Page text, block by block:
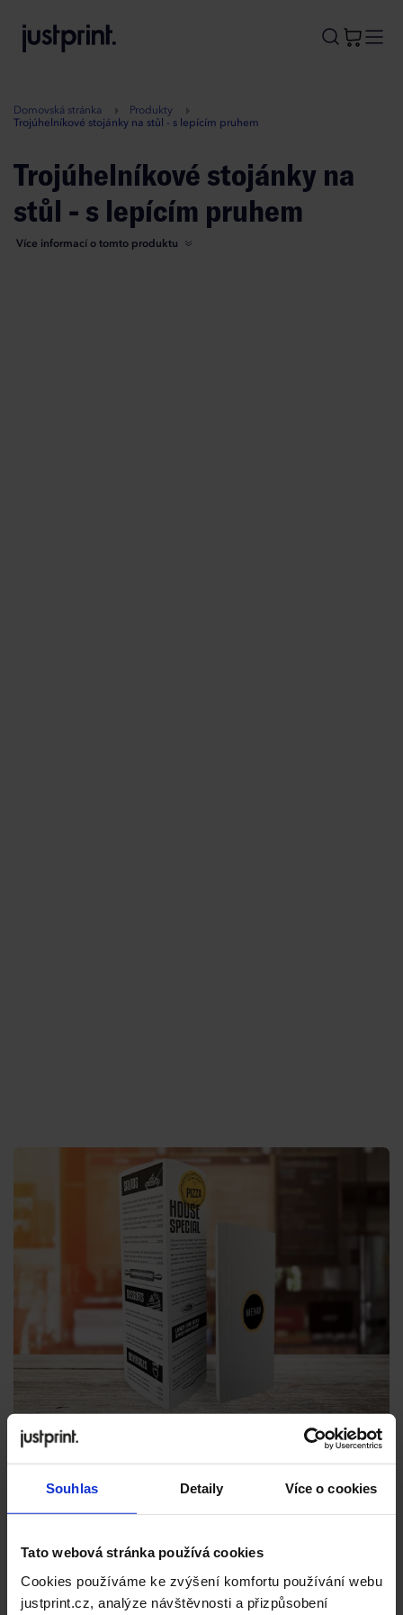
Souhlas Detaily Více o cookies
Tato webová stránka používá cookies
Cookies používáme ke zvýšení komfortu používání webu
justprint.cz, analýze návštěvnosti a přizpůsobení
A
Domovská stránka
Produkty
Trojúhelníkové stojánky na stůl - s lepícím pruhem
Trojúhelníkové stojánky na
stůl - s lepícím pruhem
Více informací o tomto produktu